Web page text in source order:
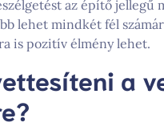
az építő jellegű
lehet mindkét fél
is pozitív élmény lehet.
a